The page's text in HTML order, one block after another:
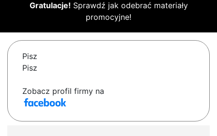
Gratulacje! Sprawdź jak odebrać materiały
promocyjne!
Pisz
Pisz
Zobacz profil firmy na